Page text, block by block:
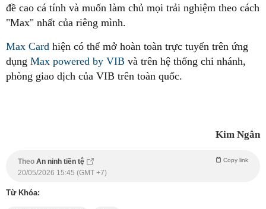
đề cao cá tính và muốn làm chủ mọi trải nghiệm theo cách
"Max" nhất của riêng mình.
Max Card hiện có thể mở hoàn toàn trực tuyến trên ứng
dụng Max powered by VIB và trên hệ thống chi nhánh,
phòng giao dịch của VIB trên toàn quốc.
Kim Ngân
Theo An ninh tiền tệ Copy link
20/05/2026 15:45 (GMT +7)
Từ Khóa: